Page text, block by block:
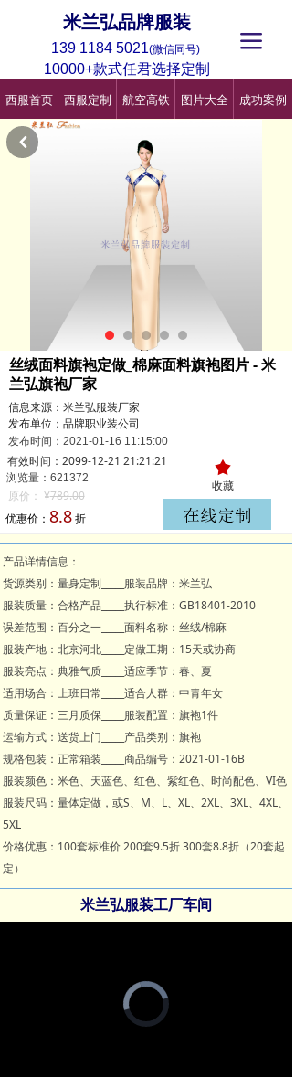
米兰弘品牌服装
西服首页 西服定制 航空高铁 图片大全 成功案例
끀
139 1184 5021(微信同号)
10000+款式任君选择定制
丝绒面料旗袍定做_棉麻面料旗袍图片 - 米
兰弘旗袍厂家
优惠价： 8.8折
发布时间： 2021-01-16 11:15:00
浏览量：621372
原价： ¥789.00
信息来源：米兰弘服装厂家
发布单位：品牌职业装公司
有效时间：2099-12-21 21:21:21 끄
收藏
产品详情信息：
货源类别：量身定制_____服装品牌：米兰弘
服装质量：合格产品_____执行标准：GB18401-2010
误差范围：百分之一_____面料名称：丝绒/棉麻
服装产地：北京河北_____定做工期：15天或协商
服装亮点：典雅气质_____适应季节：春、夏
适用场合：上班日常_____适合人群：中青年女
质量保证：三月质保_____服装配置：旗袍1件
运输方式：送货上门_____产品类别：旗袍
规格包装：正常箱装_____商品编号：2021-01-16B
服装颜色：米色、天蓝色、红色、紫红色、时尚配色、VI色
服装尺码：量体定做，或S、M、L、XL、2XL、3XL、4XL、
5XL
价格优惠：100套标准价 200套9.5折 300套8.8折（20套起
定）
낒
Video
Player
is
loading.
米兰弘服装工厂车间